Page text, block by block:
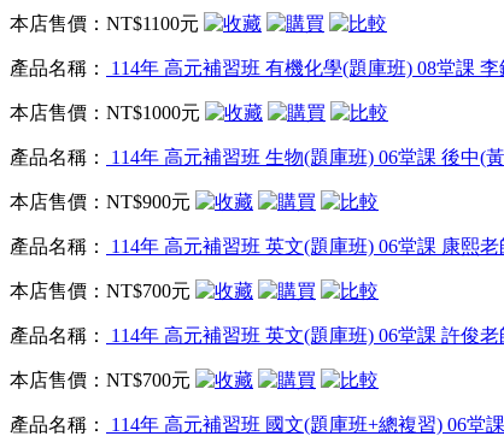
本店售價： NT$1100元
產品名稱： 114年 高元補習班 有機化學(題庫班) 08堂課
本店售價： NT$1000元
產品名稱： 114年 高元補習班 生物(題庫班) 06堂課 後中(
本店售價： NT$900元
產品名稱： 114年 高元補習班 英文(題庫班) 06堂課 康熙
本店售價： NT$700元
產品名稱： 114年 高元補習班 英文(題庫班) 06堂課 許俊
本店售價： NT$700元
產品名稱： 114年 高元補習班 國文(題庫班+總複習) 06堂